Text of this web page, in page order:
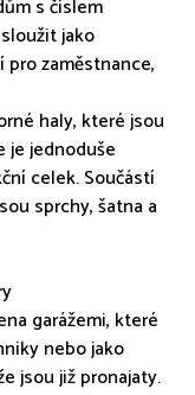
s číslem
jako
pro zaměstnance,
haly, které jsou
je jednoduše
celek. Součástí
sprchy, šatna a
garážemi, které
nebo jako
jsou již pronajaty.